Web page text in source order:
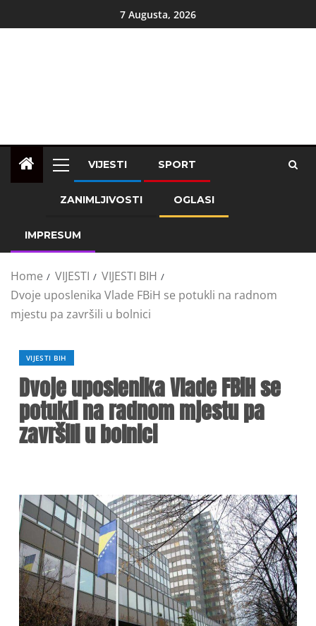
7 Augusta, 2026
VIJESTI SPORT
ZANIMLJIVOSTI OGLASI
IMPRESUM
Home VIJESTI
VIJESTI BIH
Dvoje uposlenika Vlade FBiH se potukli na radnom
mjestu pa završili u bolnici
VIJESTI BIH
Dvoje uposlenika Vlade FBiH se
potukli na radnom mjestu pa
završili u bolnici